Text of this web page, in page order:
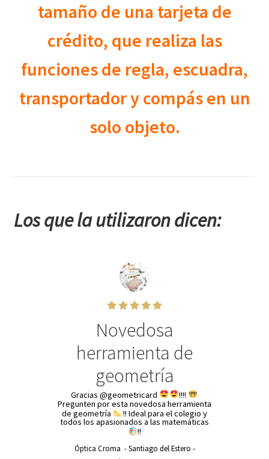
tamaño de una tarjeta de
crédito, que realiza las
funciones de regla, escuadra,
transportador y compás en un
solo objeto.
Los que la utilizaron dicen:
Novedosa
herramienta de
geometría
Gracias @geometricard
!!!!
Pregunten por esta novedosa herramienta
de geometría
!! Ideal para el colegio y
todos los apasionados a las matemáticas
!!
Óptica Croma - Santiago del Estero -